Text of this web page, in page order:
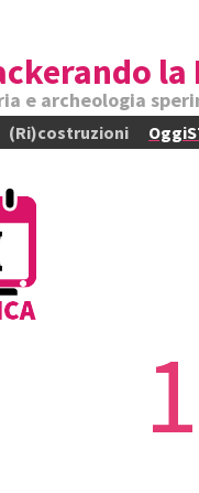
e archeologia
(Ri)costruzioni